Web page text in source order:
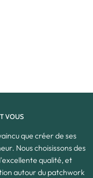
VOUS
que créer de ses
Nous choisissons des
qualité, et
autour du patchwork